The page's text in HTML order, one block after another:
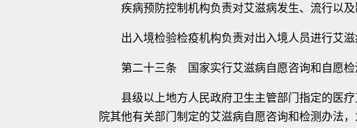
疾病预防控制机构负责对艾滋病发生、流行以及
出入境检验检疫机构负责对出入境人员进行艾滋
第二十三条 国家实行艾滋病自愿咨询和自愿检
县级以上地方人民政府卫生主管部门指定的医疗
院其他有关部门制定的艾滋病自愿咨询和检测办法